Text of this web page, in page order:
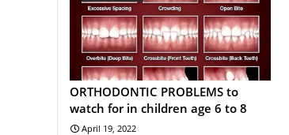
ORTHODONTIC PROBLEMS to
watch for in children age 6 to 8
April 19, 2022